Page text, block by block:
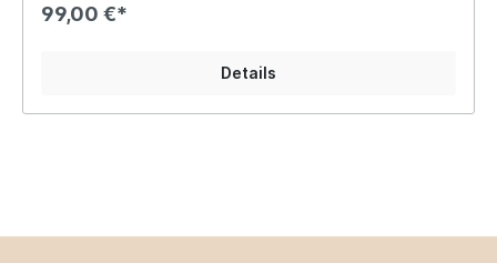
99,00 €*
Details